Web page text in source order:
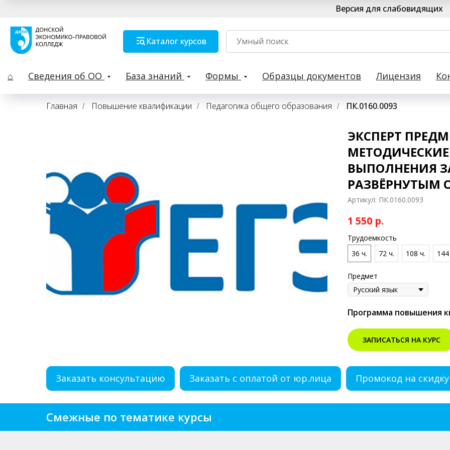
Версия для слабовидящих
Каталог курсов
⌂ Сведения об ОО База знаний Формы Образцы документов Лицензия
Главная / Повышение квалификации / Педагогика общего образования / ПК.0160.0093
ЭКСПЕРТ
ВЫПОЛНЕНИЯ
РАЗВЁРНУТЫМ
Артикул: ПК.0160.0093
1 550 р.
Трудоемкость
36 ч.
72 ч. 108 ч.
Предмет
Программа повышения
ЗАПИСАТЬСЯ НА КУРС
Заказать консультацию Заказать с оплатой от юр.лица Промокод на скидку
Смежные по тематике курсы